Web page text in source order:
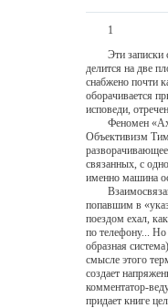
1
Эти записки
делится на две
снабжено почти
оборачивается
исповеди,
Феномен
Объективизм
связанных, с
именно машина
попавшим в
поездом ехал,
по телефону... Но
образная
смысле этого
создает
комментатор-
придает книге